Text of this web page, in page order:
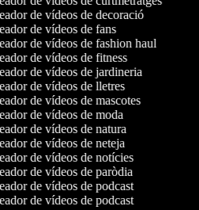
de vídeos de decoració
de vídeos de fans
de vídeos de fashion haul
de vídeos de fitness
de vídeos de jardineria
de vídeos de lletres
de vídeos de mascotes
de vídeos de moda
de vídeos de natura
de vídeos de neteja
de vídeos de notícies
de vídeos de paròdia
de vídeos de podcast
de vídeos de podcast